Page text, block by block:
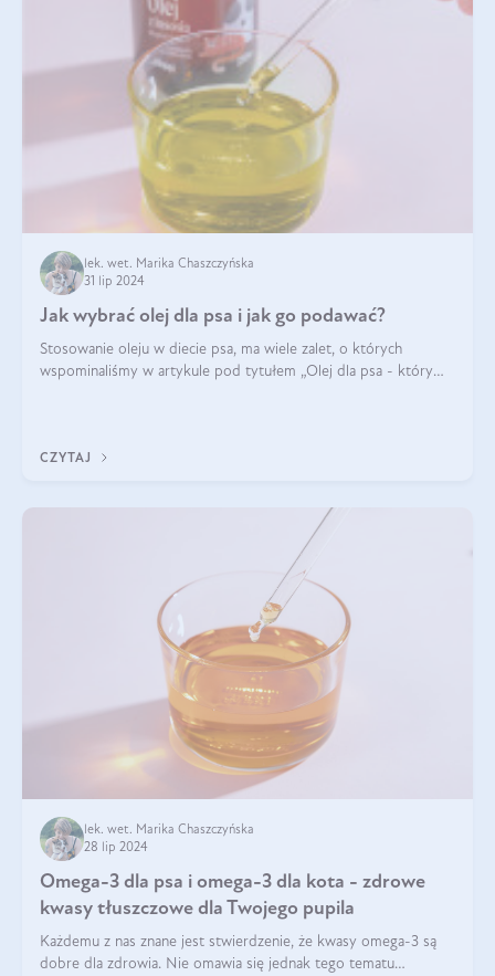
lek. wet. Marika Chaszczyńska
31 lip 2024
Jak wybrać olej dla psa i jak go podawać?
Stosowanie oleju w diecie psa, ma wiele zalet, o których
wspominaliśmy w artykule pod tytułem „Olej dla psa - który
CZYTAJ
lek. wet. Marika Chaszczyńska
28 lip 2024
Omega-3 dla psa i omega-3 dla kota - zdrowe
kwasy tłuszczowe dla Twojego pupila
Każdemu z nas znane jest stwierdzenie, że kwasy omega-3 są
dobre dla zdrowia. Nie omawia się jednak tego tematu